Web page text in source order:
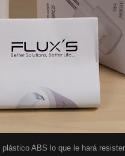
ABS lo que le hará